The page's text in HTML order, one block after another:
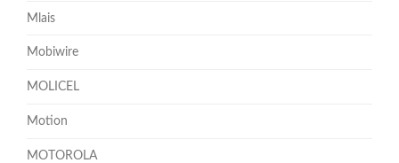
Mlais
Mobiwire
MOLICEL
Motion
MOTOROLA